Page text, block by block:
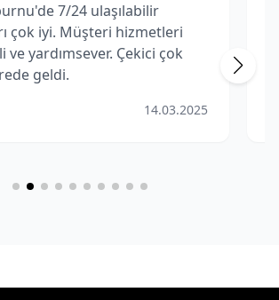
Zeytinburnu çekici hizmeti için
fiyat/performans açısından çok
memnun kaldım. Şeffaf
politikaları var. Teşekkürler